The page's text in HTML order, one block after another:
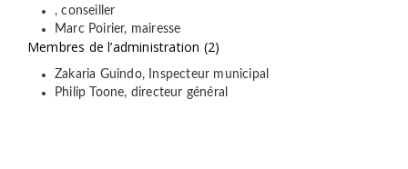
, conseiller
Marc Poirier, mairesse
Membres de l’administration (2)
Zakaria Guindo, Inspecteur municipal
Philip Toone, directeur général